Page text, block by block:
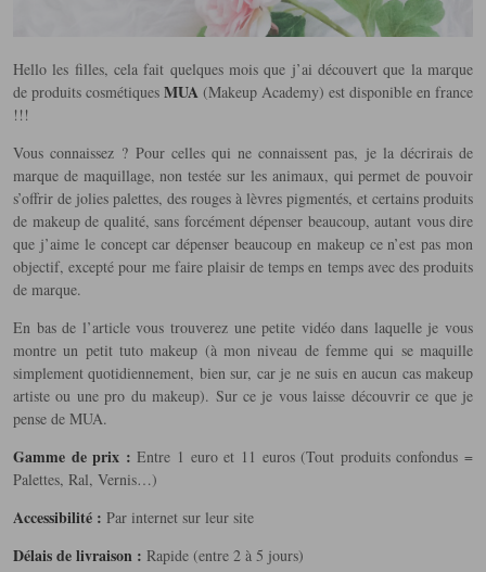
Hello les filles, cela fait quelques mois que j’ai découvert que la marque
de produits cosmétiques MUA (Makeup Academy) est disponible en france
!!!
Vous connaissez ? Pour celles qui ne connaissent pas, je la décrirais de
marque de maquillage, non testée sur les animaux, qui permet de pouvoir
s’offrir de jolies palettes, des rouges à lèvres pigmentés, et certains produits
de makeup de qualité, sans forcément dépenser beaucoup, autant vous dire
que j’aime le concept car dépenser beaucoup en makeup ce n’est pas mon
objectif, excepté pour me faire plaisir de temps en temps avec des produits
de marque.
En bas de l’article vous trouverez une petite vidéo dans laquelle je vous
montre un petit tuto makeup (à mon niveau de femme qui se maquille
simplement quotidiennement, bien sur, car je ne suis en aucun cas makeup
artiste ou une pro du makeup). Sur ce je vous laisse découvrir ce que je
pense de MUA.
Gamme de prix : Entre 1 euro et 11 euros (Tout produits confondus =
Palettes, Ral, Vernis…)
Accessibilité : Par internet sur leur site
Délais de livraison : Rapide (entre 2 à 5 jours)